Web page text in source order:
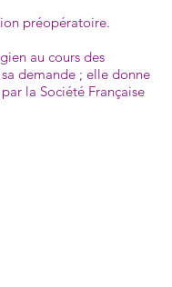
préopératoire.
au cours des
demande ; elle donne
la Société Française